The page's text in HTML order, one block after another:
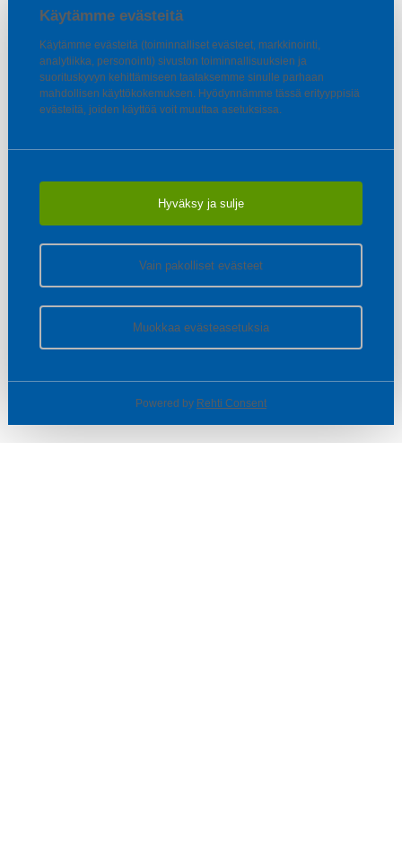
Käytämme evästeitä
Käytämme evästeitä (toiminnalliset evästeet, markkinointi,
analytiikka, personointi) sivuston toiminnallisuuksien ja
suorituskyvyn kehittämiseen taataksemme sinulle parhaan
mahdollisen käyttökokemuksen. Hyödynnämme tässä erityyppisiä
evästeitä, joiden käyttöä voit muuttaa asetuksissa.
Hyväksy ja sulje
Vain pakolliset evästeet
Muokkaa evästeasetuksia
Powered by Rehti Consent